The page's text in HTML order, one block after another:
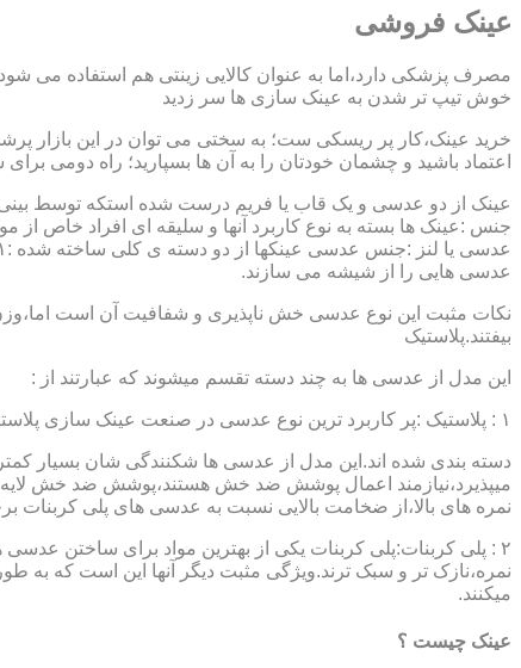
عینک فروشی
مصرف پزشکی دارد،اما به عنوان کالایی زینتی هم استفاده می
خوش تیپ تر شدن به عینک سازی ها سر زدید
خرید عینک،کار پر ریسکی ست؛ به سختی می توان در این بازار
اعتماد باشید و چشمان خودتان را به آن ها بسپارید؛ راه دومی
عینک از دو عدسی و یک قاب یا فریم درست شده استکه توسط بینی
جنس :عینک ها بسته به نوع کاربرد آنها و سلیقه ای افراد خاص از
عدسی هایی را از شیشه می سازند.
نکات مثبت این نوع عدسی خش ناپذیری و شفافیت آن است
بیفتند.پلاستیک
این مدل از عدسی ها به چند دسته تقسم میشوند که عبارتند از :
۱ : پلاستیک :پر کاربرد ترین نوع عدسی در صنعت عینک سازی پلاستیک CR39 میباشد که بسته به نوع پوشش آنها،به انواعی نظیر : پلاستیک ساده،پلاستیک آنتی رفلکس،پلاستیک ضد خش،پلاستیک آب گریز و …..
دسته بندی شده اند.این مدل از عدسی ها شکنندگی شان بسیار
میپذیرد،نیازمند اعمال پوشش ضد خش هستند،پوشش ضد خش
نمره های بالا،از ضخامت بالایی نسبت به عدسی های پلی
۲ : پلی کربنات:پلی کربنات یکی از بهترین مواد برای ساختن
نمره،نازک تر و سبک ترند.ویژگی مثبت دیگر آنها این است که به
میکنند.
عینک چیست ؟